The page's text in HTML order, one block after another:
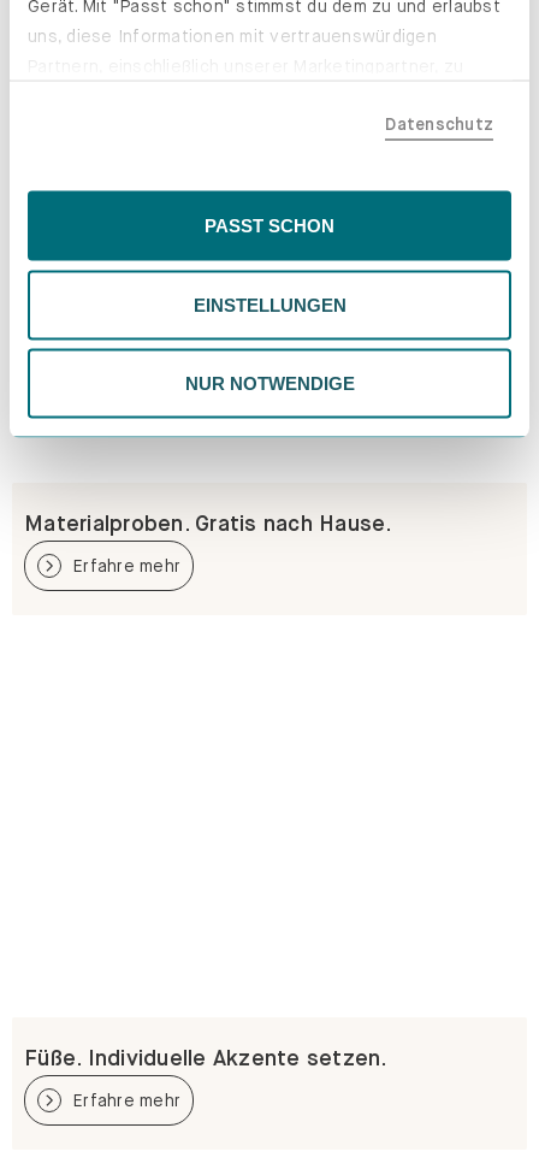
Gerät. Mit "Passt schon" stimmst du dem zu und erlaubst
uns, diese Informationen mit vertrauenswürdigen
der EU, beispielsweise in den USA, verarbeitet werden
Inhalte eingeschränkt sein könnten. Wähle
deiner Präferenzen. Du kannst deine Wahl jederzeit
ändern. Weitere Informationen findest du in unserer
Datenschutzrichtlinie.
Datenschutz
PASST SCHON
EINSTELLUNGEN
NUR NOTWENDIGE
Erfahre mehr
Materialproben. Gratis nach Hause.
Erfahre mehr
Füße. Individuelle Akzente setzen.
Erfahre mehr